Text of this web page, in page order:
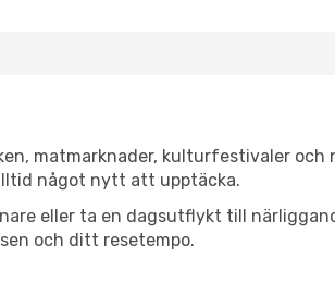
matmarknader, kulturfestivaler och
något nytt att upptäcka.
eller ta en dagsutflykt till
och ditt resetempo.